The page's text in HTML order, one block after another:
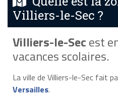
Villiers-le-Sec ?
Villiers-le-Secest
vacances scolaires.
La ville de Villiers-le-Sec fait
Versailles.